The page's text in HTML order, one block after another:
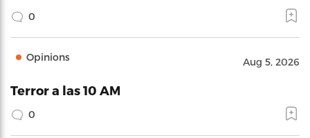
0
Opinions Aug 5, 2026
Terror a las 10 AM
0